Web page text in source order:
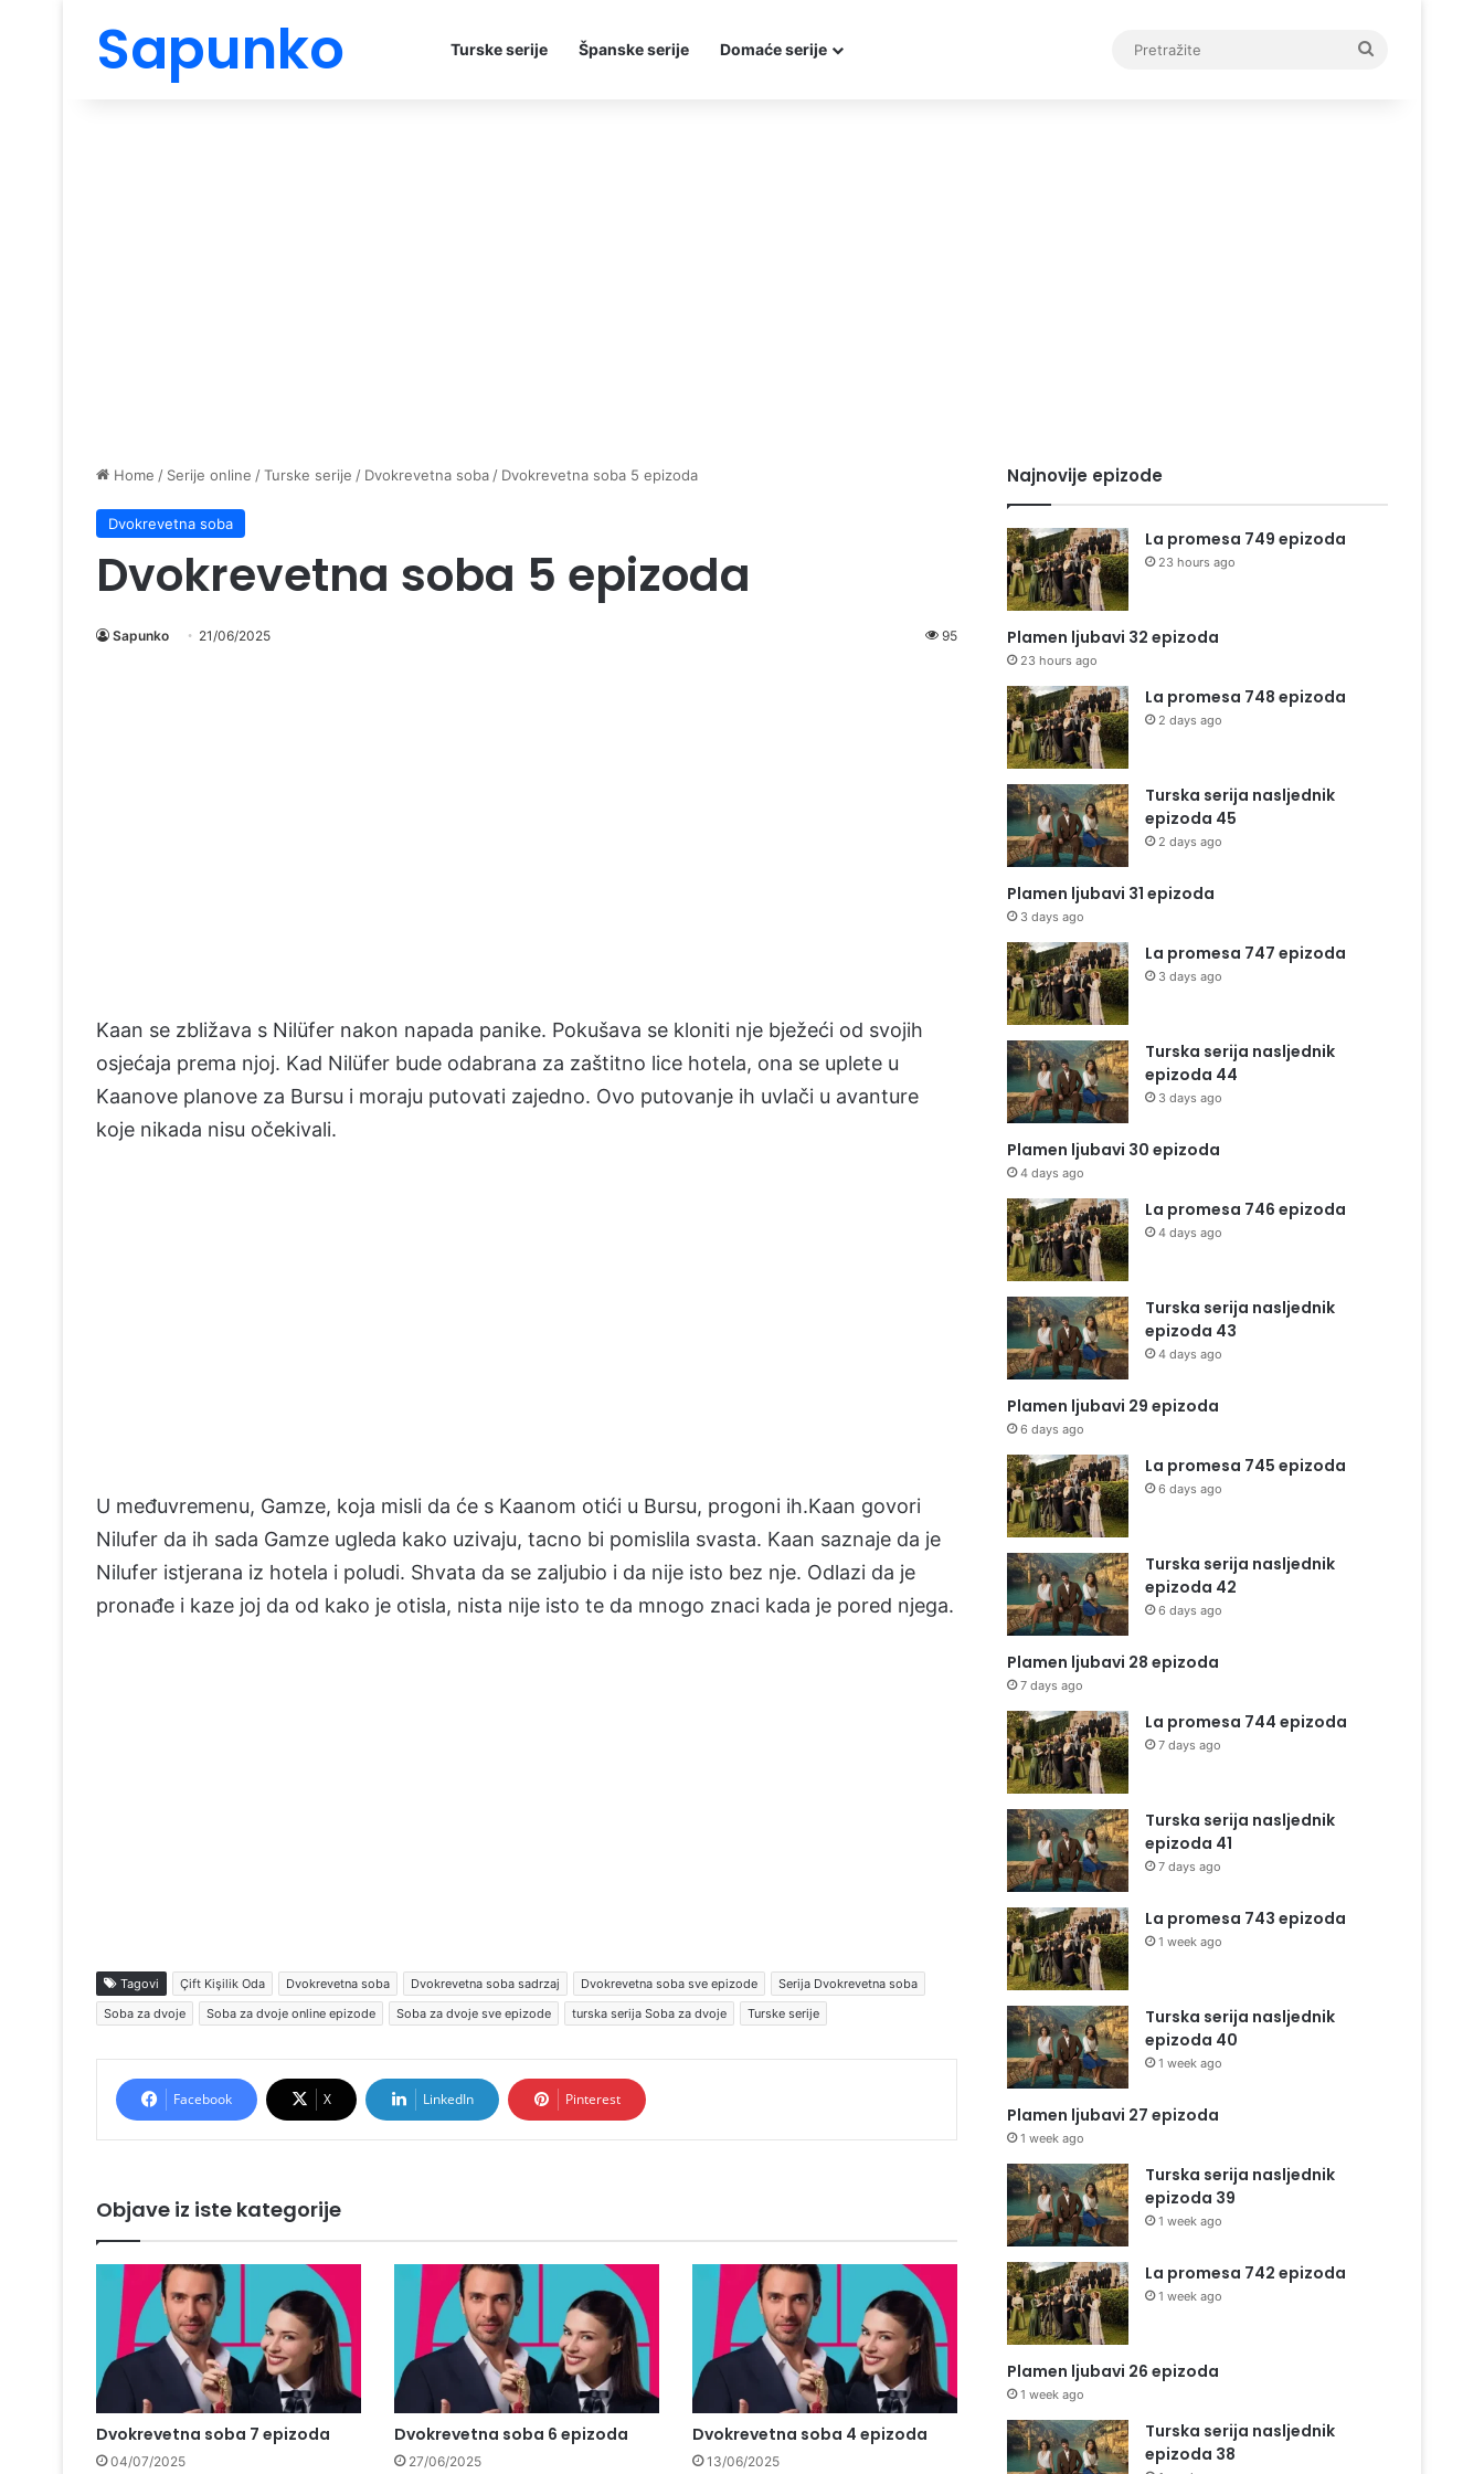
Sapunko Turske serije Španske serije Domaće serije
Home / Serije online /Turske serije / Dvokrevetna soba / Dvokrevetna soba 5 epizoda
Dvokrevetna soba
Dvokrevetna soba 5 epizoda
Sapunko 21/06/2025 95
Kaan se zbližava s Nilüfer nakon napada panike. Pokušava se kloniti nje bježeći od svojih
osjećaja prema njoj. Kad Nilüfer bude odabrana za zaštitno lice hotela, ona se uplete u
Kaanove planove za Bursu i moraju putovati zajedno. Ovo putovanje ih uvlači u avanture
koje nikada nisu očekivali.
U međuvremenu, Gamze, koja misli da će s Kaanom otići u Bursu, progoni ih.Kaan govori
Nilufer da ih sada Gamze ugleda kako uzivaju, tacno bi pomislila svasta. Kaan saznaje da je
Nilufer istjerana iz hotela i poludi. Shvata da se zaljubio i da nije isto bez nje. Odlazi da je
pronađe i kaze joj da od kako je otisla, nista nije isto te da mnogo znaci kada je pored njega.
Tagovi Çift Kişilik Oda Dvokrevetna soba Dvokrevetna soba sadrzaj Dvokrevetna soba sve epizode
Serija Dvokrevetna soba
Soba za dvoje
Soba za dvoje online epizode Soba za dvoje sve epizode turska serija Soba za dvoje Turske serije
Facebook X LinkedIn Pinterest
Objave iz iste kategorije
Dvokrevetna soba 7 epizoda
04/07/2025
Dvokrevetna soba 6 epizoda
27/06/2025
Dvokrevetna soba 4 epizoda
13/06/2025
Najnovije epizode
La promesa 749 epizoda
23 hours ago
Plamen ljubavi 32 epizoda
23 hours ago
La promesa 748 epizoda
2 days ago
Turska serija nasljednik
epizoda 45
2 days ago
Plamen ljubavi 31 epizoda
3 days ago
La promesa 747 epizoda
3 days ago
Turska serija nasljednik
epizoda 44
3 days ago
Plamen ljubavi 30 epizoda
4 days ago
La promesa 746 epizoda
4 days ago
Turska serija nasljednik
epizoda 43
4 days ago
Plamen ljubavi 29 epizoda
6 days ago
La promesa 745 epizoda
6 days ago
Turska serija nasljednik
epizoda 42
6 days ago
Plamen ljubavi 28 epizoda
7 days ago
La promesa 744 epizoda
7 days ago
Turska serija nasljednik
epizoda 41
7 days ago
La promesa 743 epizoda
1 week ago
Turska serija nasljednik
epizoda 40
1 week ago
Plamen ljubavi 27 epizoda
1 week ago
Turska serija nasljednik
epizoda 39
1 week ago
La promesa 742 epizoda
1 week ago
Plamen ljubavi 26 epizoda
1 week ago
Turska serija nasljednik
epizoda 38